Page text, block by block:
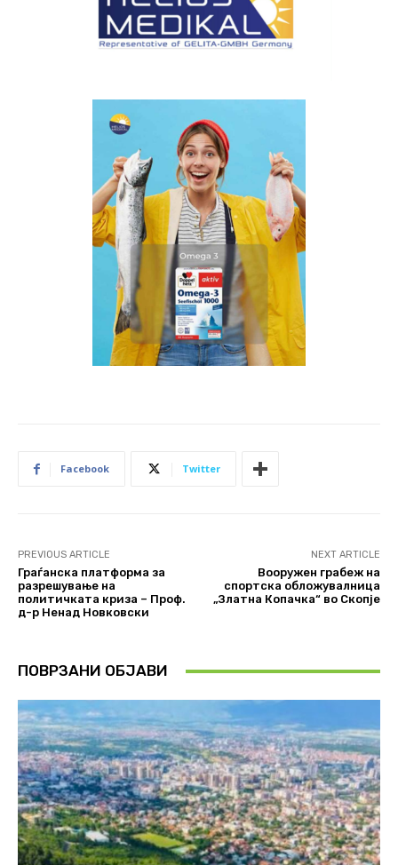
Facebook Twitter
PREVIOUS ARTICLE
Граѓанска платформа за
разрешување на
политичката криза – Проф.
д-р Ненад Новковски
NEXT ARTICLE
Вооружен грабеж на
спортска обложувалница
„Златна Копачка“ во Скопје
ПОВРЗАНИ ОБЈАВИ